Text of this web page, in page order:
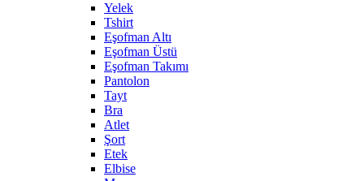
Yelek
Tshirt
Eşofman Altı
Eşofman Üstü
Eşofman Takımı
Pantolon
Tayt
Bra
Atlet
Şort
Etek
Elbise